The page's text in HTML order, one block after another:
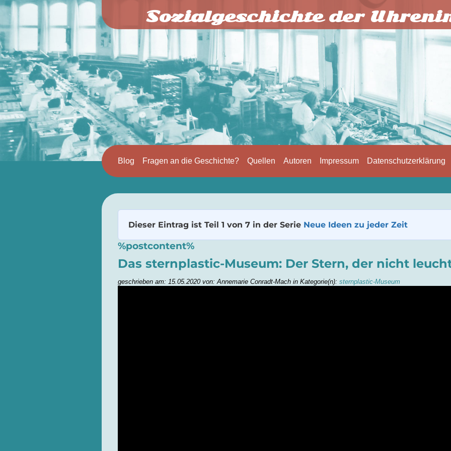
Sozialgeschichte der
Blog Fragen an die Geschichte? Quellen Autoren Impressum Datenschutzerklärung
Dieser Eintrag ist Teil 1 von 7 in der Serie Neue Ideen zu jeder Zeit
%postcontent%
Das sternplastic-Museum: Der Stern, der nicht
geschrieben am: 15.05.2020 von: Annemarie Conradt-Mach in Kategorie(n): sternplastic-Museum